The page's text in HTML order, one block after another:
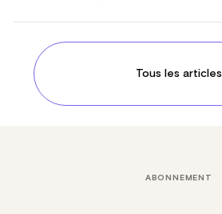
Tous les articles
ABONNEMENT